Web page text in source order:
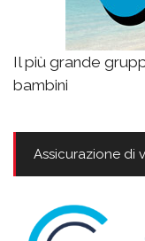
Il più grande
bambini
Assicurazione di